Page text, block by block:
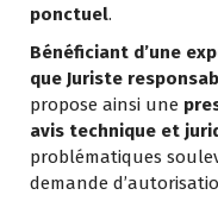
ponctuel.
Bénéficiant d’une
que Juriste
propose ainsi une
avis technique et
problématiques
demande